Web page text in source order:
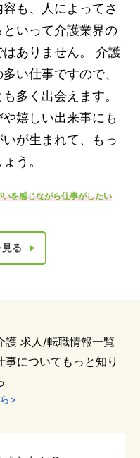
も、人によってさ
いって介護業界の
ありません。 介護
い仕事ですので、
多く出会えます。
嬉しい出来事にも
が生まれて、もっ
う。
を感じながら仕事がしたい
る
護 求人/転職情報一覧
事についてもっと知り
>